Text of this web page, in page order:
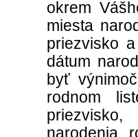
okrem
miesta
priezvisko
dátum
byť
rodnom
narodenia,